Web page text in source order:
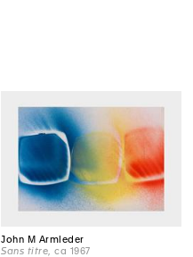
John M Armleder
Sans titre , ca 1967